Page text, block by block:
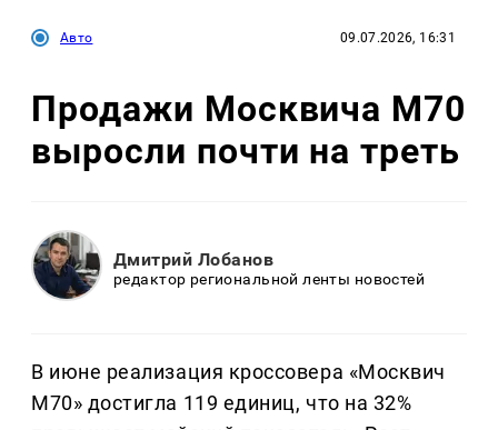
Авто 09.07.2026, 16:31
Продажи Москвича М70
выросли почти на треть
Дмитрий Лобанов
редактор региональной ленты новостей
В июне реализация кроссовера «Москвич
М70» достигла 119 единиц, что на 32%